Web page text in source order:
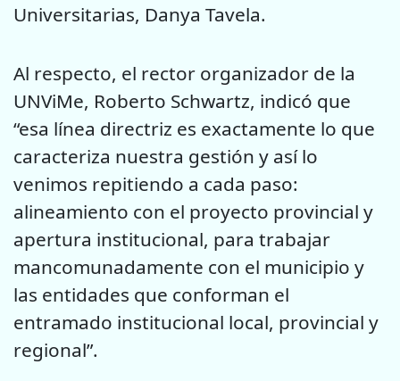
Universitarias, Danya Tavela.
Al respecto, el rector organizador de la
UNViMe, Roberto Schwartz, indicó que
“esa línea directriz es exactamente lo que
caracteriza nuestra gestión y así lo
venimos repitiendo a cada paso:
alineamiento con el proyecto provincial y
apertura institucional, para trabajar
mancomunadamente con el municipio y
las entidades que conforman el
entramado institucional local, provincial y
regional”.